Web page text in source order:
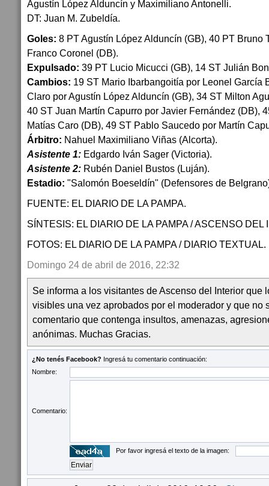
Agustín López Alduncín y Maximiliano Antonelli.
DT: Juan M. Zubeldía.
Goles: 8 PT Agustín López Alduncín (GB), 40 PT Bruno
Franco Coronel (DB).
Expulsado: 39 PT Lucio Micucci (GB), 14 ST Julián
Cambios: 19 ST Mario Ibarbangoitía por Leonel García
Claro por Agustín López Alduncín (GB), 34 ST Milton
40 ST Juan Martín Capurro por Javier Fernández (DB),
Matías Caro (DB), 49 ST Pablo Saucedo por Martín
Árbitro: Nahuel Maximiliano Viñas (Alcorta).
Asistente 1: Edgardo Iván Sager (Victoria).
Asistente 2: Rubén Daniel Bustos (Luján).
Estadio: "Salomón Boeseldín" (Defensores de
FUENTE: EL DIARIO DE LA PAMPA.
SÍNTESIS: EL DIARIO DE LA PAMPA / ASCENSO DEL
FOTOS: EL DIARIO DE LA PAMPA / DIARIO TEXTUAL.
Domingo 24 de abril de 2016, 22:32
Se informa a los visitantes de Ascenso del Interior que
visibles una vez aprobados por el moderador y que no
comentario que contenga insultos, amenazas,
anónimas. Muchas Gracias.
¿No tenés Facebook? Ingresá tu comentario continuación:
Nombre:
Comentario:
Por favor ingresá el texto de la imagen: